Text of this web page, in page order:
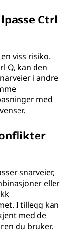
Ctrl
viss risiko.
Q, kan den
i andre
med
snarveier,
eller
I tillegg kan
med de
du bruker.